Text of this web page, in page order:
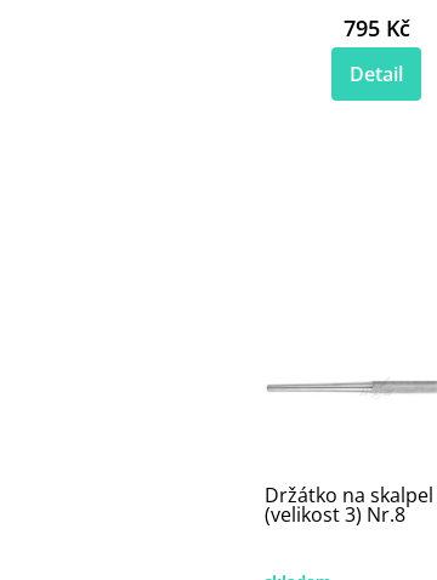
795 Kč
Detail
Držátko na skalpel
(velikost 3) Nr.8